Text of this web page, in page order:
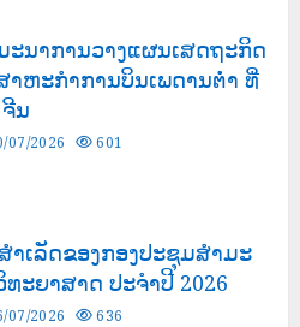
ະນາການວາງແຜນເສດຖະກິດ
າຫະກຳການບິນເພດານຕ່ຳ ທີ່
ນ
07/2026 601
າເລັດຂອງກອງປະຊຸມສຳມະ
ທະຍາສາດ ປະຈຳປີ 2026
07/2026 636